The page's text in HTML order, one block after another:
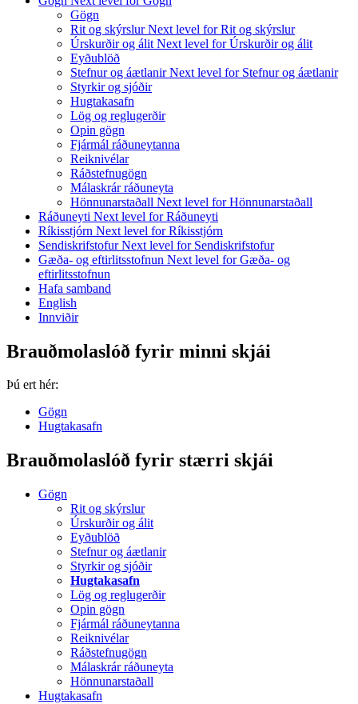
Gögn
Rit og skýrslurNext level for Rit og skýrslur
Úrskurðir og álit Next level for Úrskurðir og álit
Eyðublöð
Stefnur og áætlanirNext level for Stefnur og áætlanir
Styrkir og sjóðir
Hugtakasafn
Lög og reglugerðir
Opin gögn
Fjármál ráðuneytanna
Reiknivélar
Ráðstefnugögn
Málaskrár ráðuneyta
Hönnunarstaðall Next level for Hönnunarstaðall
Ráðuneyti Next level for Ráðuneyti
Ríkisstjórn Next level for Ríkisstjórn
SendiskrifstofurNext level for Sendiskrifstofur
Gæða- og eftirlitsstofnun Next level for Gæða- og
eftirlitsstofnun
Hafa samband
English
Innviðir
Brauðmolaslóð fyrir minni skjái
Þú ert hér:
Gögn
Hugtakasafn
Brauðmolaslóð fyrir stærri skjái
Gögn
Rit og skýrslur
Úrskurðir og álit
Eyðublöð
Stefnur og áætlanir
Styrkir og sjóðir
Hugtakasafn
Lög og reglugerðir
Opin gögn
Fjármál ráðuneytanna
Reiknivélar
Ráðstefnugögn
Málaskrár ráðuneyta
Hönnunarstaðall
Hugtakasafn